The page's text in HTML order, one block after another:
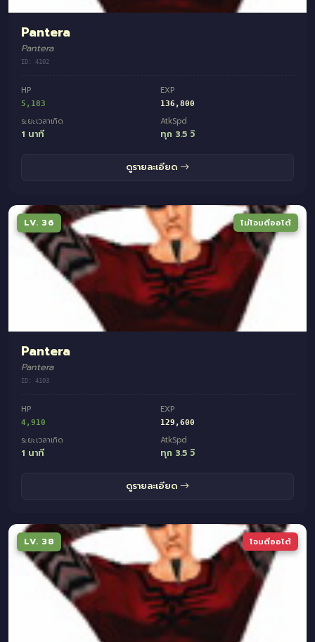
Pantera
Pantera
ID: 4102
HP
5,183
EXP
136,800
ระยะเวลาเกิด
1 นาที
AtkSpd
ทุก 3.5 วิ
ดูรายละเอียด
LV. 36 ไม่โจมตีออโต้
Pantera
Pantera
ID: 4103
HP
4,910
EXP
129,600
ระยะเวลาเกิด
1 นาที
AtkSpd
ทุก 3.5 วิ
ดูรายละเอียด
LV. 38 โจมตีออโต้